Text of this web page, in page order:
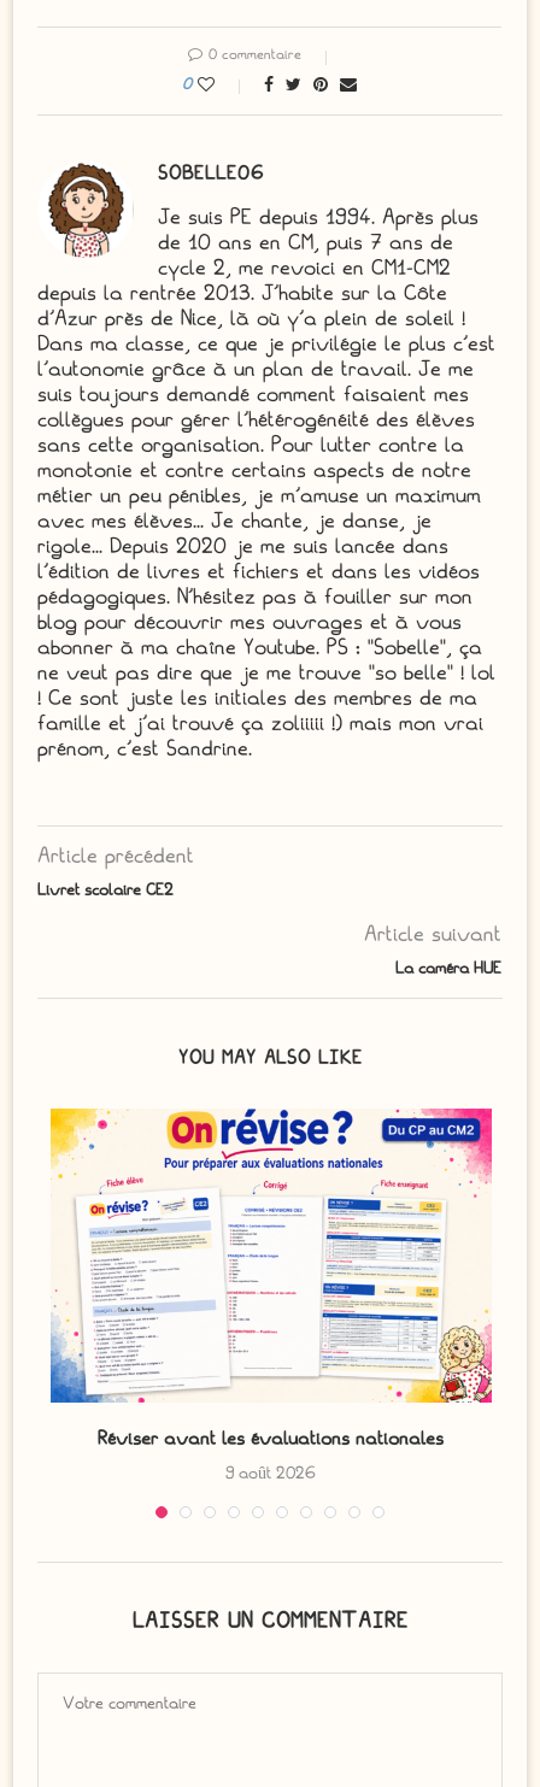
0 commentaire
0
SOBELLE06
Je suis PE depuis 1994. Après plus
de 10 ans en CM, puis 7 ans de
cycle 2, me revoici en CM1-CM2
depuis la rentrée 2013. J'habite sur la Côte
d'Azur près de Nice, là où y'a plein de soleil !
Dans ma classe, ce que je privilégie le plus c'est
l'autonomie grâce à un plan de travail. Je me
suis toujours demandé comment faisaient mes
collègues pour gérer l'hétérogénéité des élèves
sans cette organisation. Pour lutter contre la
monotonie et contre certains aspects de notre
métier un peu pénibles, je m'amuse un maximum
avec mes élèves... Je chante, je danse, je
rigole... Depuis 2020 je me suis lancée dans
l'édition de livres et fichiers et dans les vidéos
pédagogiques. N'hésitez pas à fouiller sur mon
blog pour découvrir mes ouvrages et à vous
abonner à ma chaîne Youtube. PS : "Sobelle", ça
ne veut pas dire que je me trouve "so belle" ! lol
! Ce sont juste les initiales des membres de ma
famille et j'ai trouvé ça zoliiiii !) mais mon vrai
prénom, c'est Sandrine.
Article précédent
Livret scolaire CE2
Article suivant
La caméra HUE
YOU MAY ALSO LIKE
Réviser avant les évaluations nationales
9 août 2026
LAISSER UN COMMENTAIRE